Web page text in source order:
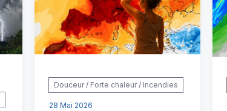
Douceur / Forte chaleur / Incendies
28 Mai 2026